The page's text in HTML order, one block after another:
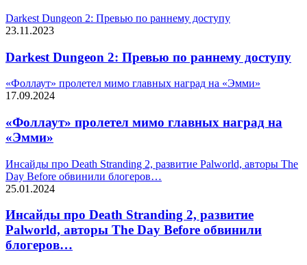
Darkest Dungeon 2: Превью по раннему доступу
23.11.2023
Darkest Dungeon 2: Превью по раннему доступу
«Фоллаут» пролетел мимо главных наград на «Эмми»
17.09.2024
«Фоллаут» пролетел мимо главных наград на
«Эмми»
Инсайды про Death Stranding 2, развитие Palworld, авторы The
Day Before обвинили блогеров…
25.01.2024
Инсайды про Death Stranding 2, развитие
Palworld, авторы The Day Before обвинили
блогеров…